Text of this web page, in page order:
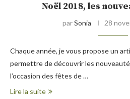
Noël 2018, les
parSonia 28
Chaque année, je vous propose un
permettre de découvrir les
l’occasion des fêtes de …
Lire la suite